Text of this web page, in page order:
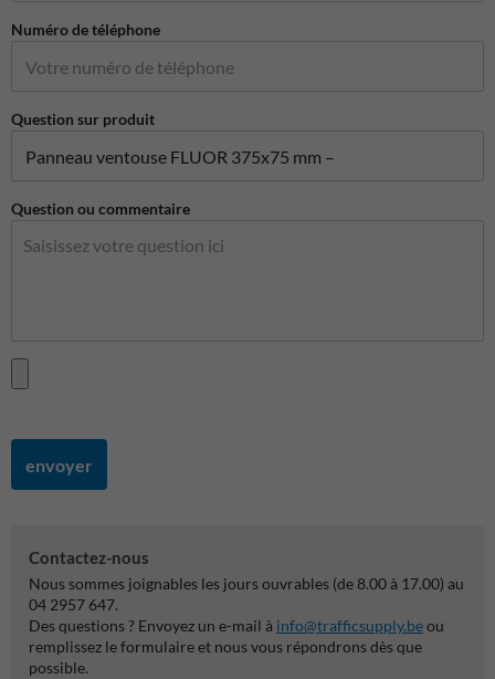
Numéro de téléphone
Question sur produit
Question ou commentaire
envoyer
Contactez-nous
Nous sommes joignables les jours ouvrables (de 8.00 à 17.00) au
04 2957 647.
Des questions ? Envoyez un e-mail à info@trafficsupply.beou
remplissez le formulaire et nous vous répondrons dès que
possible.